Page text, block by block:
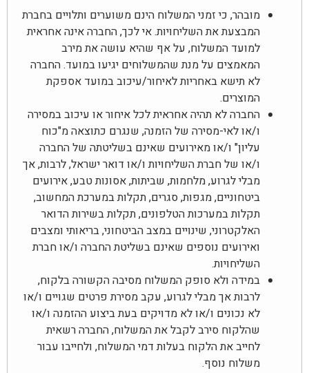
מובהר, כי זמני המשלוח הינם משוערים ותלויים בחברת
המבצעת את השליחויות. אי לכך, החברה אינה אחראית
למועד המשלוח, על אף שהיא עושה את מירב
המאמצים על מנת שהמשלוחים יגיעו במועד. החברה
לא תישא באחריות לאיחור/עיכוב במועד אספקת
המוצרים.
החברה לא תהיה אחראית לכל איחור או עיכוב במסירה
ו/או לאי-מסירה של הזמנה, שנגרם כתוצאה מ"כוח
עליון" ו/או מאירועים שאינם בשליטתה של החברה
ו/או של חברת השליחויות ו/או דואר ישראל, לרבות, אך
מבלי לגרוע, מלחמות, שביתות, אסונות טבע, אירועים
ביטחוניים, מגפות, סגרים, תקלות במערכת המחשוב,
תקלות במערכות הטלפונים, תקלות בשירות הדואר
האלקטרוני, שינויים במצב הביטחוני, בריאותי ומצבים
ואירועים נוספים שאינם בשליטת החברה ו/או חברת
השליחויות.
במידה ולא סופק המשלוח מסיבה הקשורה בלקוח,
לרבות אך מבלי לגרוע, עקב מסירת פרטים שגויים ו/או
לא נכונים ו/או לא מדויקים בעת ביצוע ההזמנה ו/או
שהלקוח סירב לקבל את המשלוח, החברה רשאית
לחייב את הלקוח בעלות דמי המשלוח, ולחייבו עבור
משלוח נוסף.